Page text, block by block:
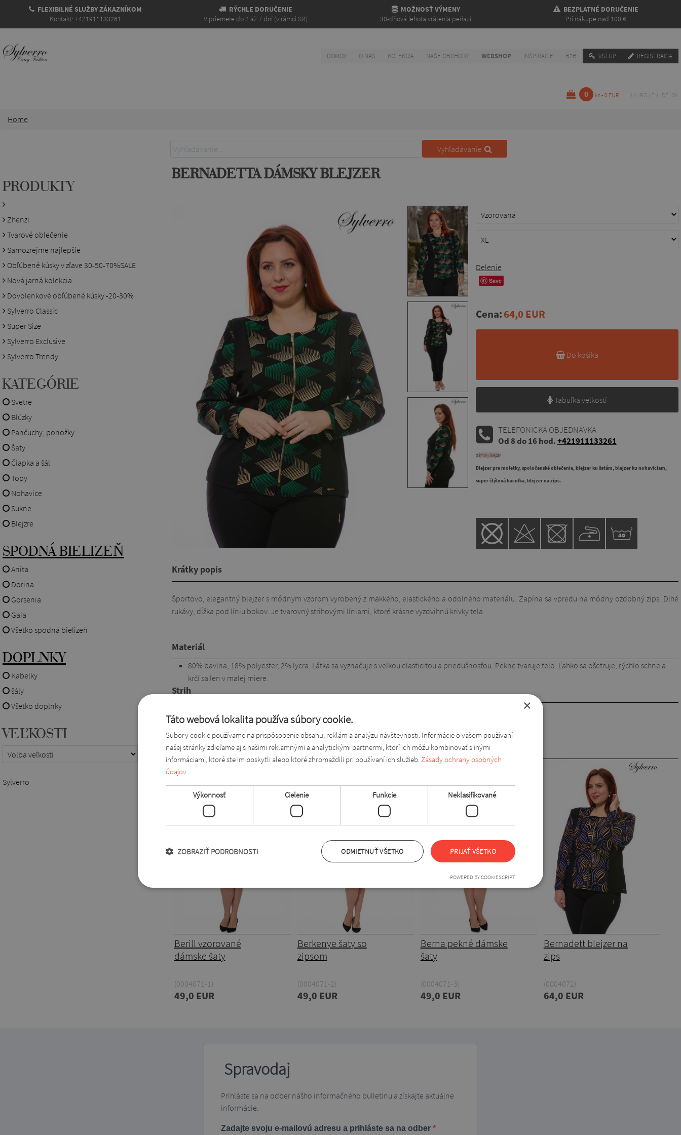
FLEXIBILNÉ SLUŽBY ZÁKAZNÍKOM
Kontakt: +421911133261
RÝCHLE DORUČENIE
V priemere do 2 až 7 dní (v rámci SR)
MOŽNOSŤ VÝMENY
30-dňová lehota vrátenia peňazí
BEZPLATNÉ DORUČENIE
Pri nákupe nad 100 €
DOMOV O NÁS KOLEKCIA NAŠE OBCHODY WEBSHOP INŠPIRÁCIE B2B VSTUP REGISTRÁCIA
0 ks - 0 EUR HU RO EN DE SK
Home
Vyhľadávanie
PRODUKTY
Zhenzi
Tvarové oblečenie
Samozrejme najlepšie
Obľúbené kúsky v zľave 30-50-70%SALE
Nová jarná kolekcia
Dovolenkové obľúbené kúsky -20-30%
Sylverro Classic
Super Size
Sylverro Exclusive
Sylverro Trendy
KATEGÓRIE
Svetre
Blúzky
Pančuchy, ponožky
Šaty
Čiapka a šál
Topy
Nohavice
Sukne
Blejzre
SPODNÁ BIELIZEŇ
Anita
Dorina
Gorsenia
Gaia
Všetko spodná bielizeň
DOPLNKY
Kabelky
šály
Všetko doplnky
VEĽKOSTI
Sylverro
BERNADETTA DÁMSKY BLEJZER
Delenie
Save
Cena:64,0 EUR
Do košíka
Tabuľka veľkostí
TELEFONICKÁ OBJEDNÁVKA
Od 8 do 16 hod.+421911133261
Dámsky blejzer
Blejzer pre moletky, spoločenské oblečenie, blejzer ku šatám, blejzer ku nohaviciam,
super štýlová bacuľka, blejzer na zips.
Krátky popis
Športovo, elegantný blejzer s módnym vzorom vyrobený z mäkkého, elastického a odolného materiálu. Zapína sa vpredu na módny ozdobný zips. Dlhé
rukávy, dĺžka pod líniu bokov. Je tvarovný strihovými líniami, ktoré krásne vyzdvihnú krivky tela.
Materiál
80% bavlna, 18% polyester, 2% lycra. Látka sa vyznačuje s veľkou elasticitou a priedušnosťou. Pekne tvaruje telo. Ľahko sa ošetruje, rýchlo schne a
krčí sa len v malej miere.
Strih
s dĺžkou pod úroveň bokov
Mohlo by sa Vám páčiť
Berill vzorované
dámske šaty
(0004071-1)
49,0 EUR
Berkenye šaty so
zipsom
(0004071-2)
49,0 EUR
Berna pekné dámske
šaty
(0004071-3)
49,0 EUR
Bernadett blejzer na
zips
(0004072)
64,0 EUR
Spravodaj
Prihláste sa na odber nášho informačného bulletinu a získajte aktuálne
informácie.
Zadajte svoju e-mailovú adresu a prihláste sa na odber
×
Táto webová lokalita používa súbory cookie.
Súbory cookie používame na prispôsobenie obsahu, reklám a analýzu návštevnosti. Informácie o vašom používaní
našej stránky zdieľame aj s našimi reklamnými a analytickými partnermi, ktorí ich môžu kombinovať s inými
informáciami, ktoré ste im poskytli alebo ktoré zhromaždili pri používaní ich služieb.Zásady ochrany osobných
údajov
Výkonnosť Cielenie Funkcie Neklasifikované
PRIJAŤ VŠETKO
ODMIETNUŤ VŠETKO
ZOBRAZIŤ PODROBNOSTI
POWERED BY COOKIESCRIPT